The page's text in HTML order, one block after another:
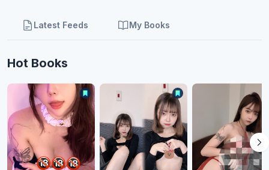
Latest Feeds My Books
Hot Books